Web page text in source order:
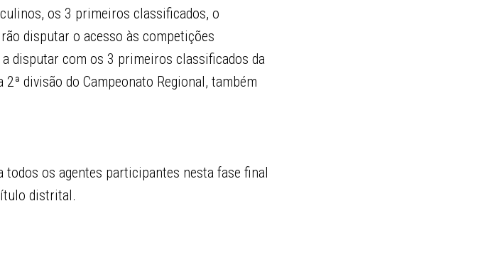
os 3 primeiros classificados, o
disputar o acesso às competições
disputar com os 3 primeiros classificados da
divisão do Campeonato Regional, também
todos os agentes participantes nesta fase final
distrital.